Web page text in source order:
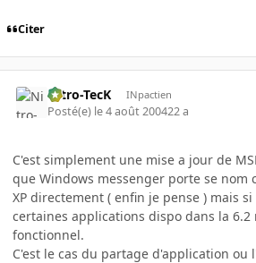
Citer
Nitro-TecK INpactien
Posté(e) le 4 août 200422 a
C'est simplement une mise a jour de
que Windows messenger porte se nom
XP directement ( enfin je pense ) mais
certaines applications dispo dans la 6.2
fonctionnel.
C'est le cas du partage d'application ou